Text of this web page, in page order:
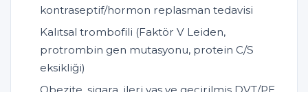
kontraseptif/hormon replasman tedavisi
Kalıtsal trombofili (Faktör V Leiden,
protrombin gen mutasyonu, protein C/S
eksikliği)